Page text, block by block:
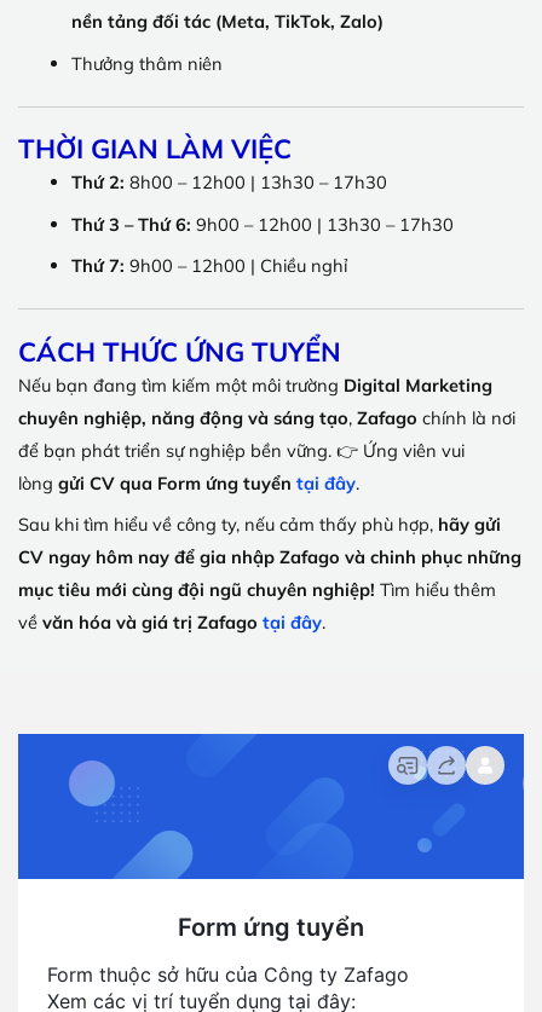
nền tảng đối tác (Meta, TikTok, Zalo)
Thưởng thâm niên
THỜI GIAN LÀM VIỆC
Thứ 2: 8h00 – 12h00 | 13h30 – 17h30
Thứ 3 – Thứ 6: 9h00 – 12h00 | 13h30 – 17h30
Thứ 7: 9h00 – 12h00 | Chiều nghỉ
CÁCH THỨC ỨNG TUYỂN
Nếu bạn đang tìm kiếm một môi trường Digital Marketing
chuyên nghiệp, năng động và sáng tạo, Zafago chính là nơi
để bạn phát triển sự nghiệp bền vững. 👉 Ứng viên vui
lòng gửi CV qua Form ứng tuyển tại đây.
Sau khi tìm hiểu về công ty, nếu cảm thấy phù hợp, hãy gửi
CV ngay hôm nay để gia nhập Zafago và chinh phục những
mục tiêu mới cùng đội ngũ chuyên nghiệp! Tìm hiểu thêm
về văn hóa và giá trị Zafago tại đây.